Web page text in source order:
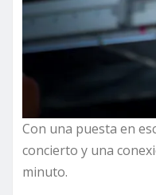
Con una puesta en
concierto y una
minuto.